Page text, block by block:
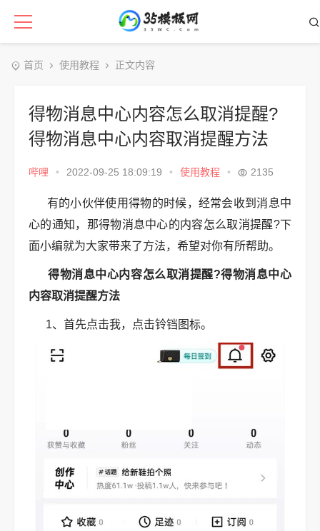
首页 使用教程 正文内容
得物消息中心内容怎么取消提醒?
得物消息中心内容取消提醒方法
哔哩 • 2022-09-25 18:09:19 • 使用教程 • 2135
有的小伙伴使用得物的时候，经常会收到消息中
心的通知，那得物消息中心的内容怎么取消提醒?下
面小编就为大家带来了方法，希望对你有所帮助。
得物消息中心内容怎么取消提醒?得物消息中心
内容取消提醒方法
1、首先点击我，点击铃铛图标。